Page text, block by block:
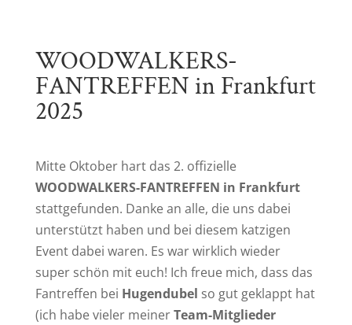
WOODWALKERS-
FANTREFFEN in Frankfurt
2025
Mitte Oktober hart das 2. offizielle
WOODWALKERS-FANTREFFEN in Frankfurt
stattgefunden. Danke an alle, die uns dabei
unterstützt haben und bei diesem katzigen
Event dabei waren. Es war wirklich wieder
super schön mit euch! Ich freue mich, dass das
Fantreffen bei Hugendubel so gut geklappt hat
(ich habe vieler meinerTeam-Mitglieder